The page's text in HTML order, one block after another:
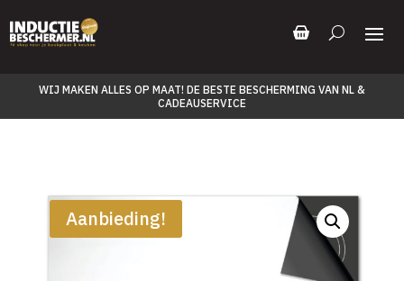
WIJ MAKEN ALLES OP MAAT! DE BESTE BESCHERMING VAN NL &
CADEAUSERVICE
Aanbieding!